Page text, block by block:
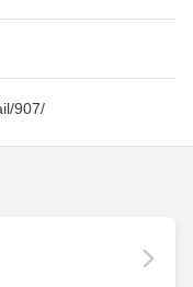
907/